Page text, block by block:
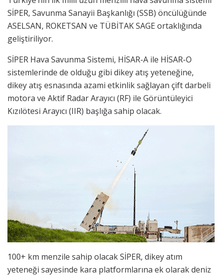
SİPER, Savunma Sanayii Başkanlığı (SSB) öncülüğünde
ASELSAN, ROKETSAN ve TÜBİTAK SAGE ortaklığında
geliştiriliyor.
SİPER Hava Savunma Sistemi, HİSAR-A ile HİSAR-O
sistemlerinde de olduğu gibi dikey atış yeteneğine,
dikey atış esnasında azami etkinlik sağlayan çift darbeli
motora ve Aktif Radar Arayıcı (RF) ile Görüntüleyici
Kızılötesi Arayıcı (IIR) başlığa sahip olacak.
100+ km menzile sahip olacak SİPER, dikey atım
yeteneği sayesinde kara platformlarına ek olarak deniz